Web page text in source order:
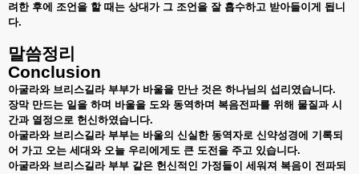
려한 후에 조언을 할 때는 상대가 그 조언을 잘 흡수하고 받아들이게 됩니
다.
말씀정리
Conclusion
아굴라와 브리스길라 부부가 바울을 만난 것은 하나님의 섭리였습니다.
장막 만드는 일을 하며 바울을 도와 동역하며 복음전파를 위해 물질과 시
간과 열정으로 헌신하였습니다.
아굴라와 브리스길라 부부는 바울의 신실한 동역자로 신약성경에 기록되
어 가고 오는 세대와 오늘 우리에게도 큰 도전을 주고 있습니다.
아굴라와 브리스길라 부부 같은 헌신적인 가정들이 세워져 복음이
전파되